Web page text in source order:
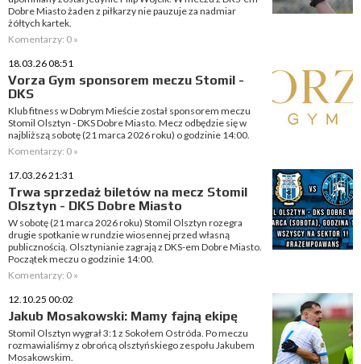
Dobre Miasto żaden z piłkarzy nie pauzuje za nadmiar
żółtych kartek.
Komentarzy: 0 »
18.03.26 08:51
Vorza Gym sponsorem meczu Stomil -
DKS
Klub fitness w Dobrym Mieście został sponsorem meczu
Stomil Olsztyn - DKS Dobre Miasto. Mecz odbędzie się w
najbliższą sobotę (21 marca 2026 roku) o godzinie 14:00.
Komentarzy: 0 »
17.03.26 21:31
Trwa sprzedaż biletów na mecz Stomil
Olsztyn - DKS Dobre Miasto
W sobotę (21 marca 2026 roku) Stomil Olsztyn rozegra
drugie spotkanie w rundzie wiosennej przed własną
publicznością. Olsztynianie zagrają z DKS-em Dobre Miasto.
Początek meczu o godzinie 14:00.
Komentarzy: 0 »
12.10.25 00:02
Jakub Mosakowski: Mamy fajną ekipę
Stomil Olsztyn wygrał 3:1 z Sokołem Ostróda. Po meczu
rozmawialiśmy z obrońcą olsztyńskiego zespołu Jakubem
Mosakowskim.